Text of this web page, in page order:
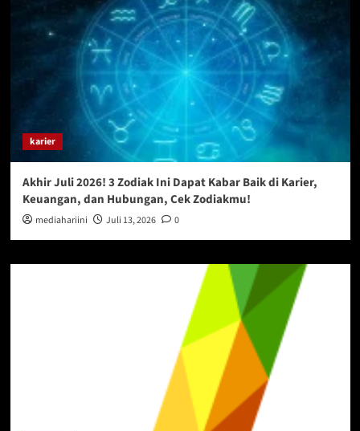
karier
Akhir Juli 2026! 3 Zodiak Ini Dapat Kabar Baik di Karier,
Keuangan, dan Hubungan, Cek Zodiakmu!
mediahariini Juli 13, 2026 0